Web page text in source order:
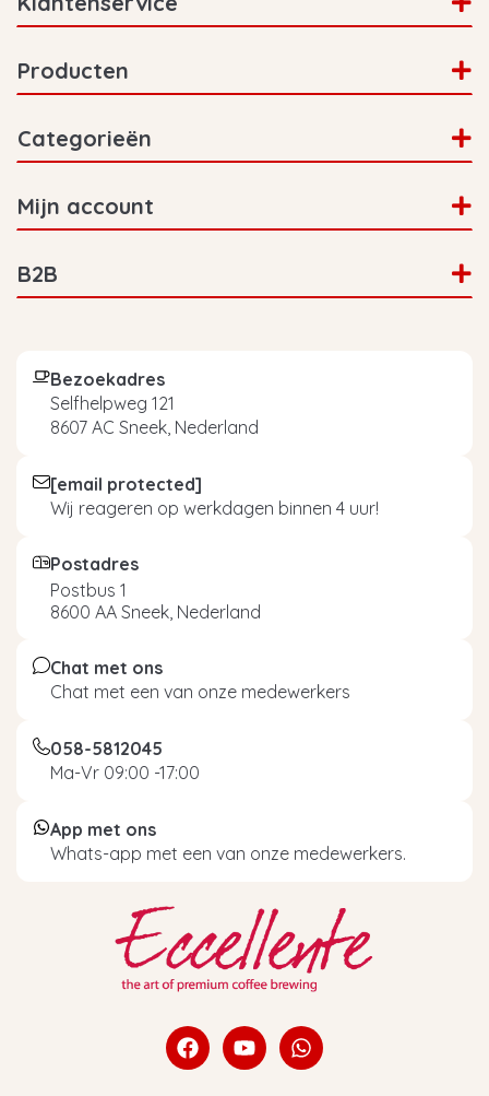
Producten
Categorieën
Mijn account
B2B
Bezoekadres
Selfhelpweg 121
8607 AC Sneek, Nederland
[email protected]
Wij reageren op werkdagen binnen 4 uur!
Postadres
Postbus 1
8600 AA Sneek, Nederland
Chat met ons
Chat met een van onze medewerkers
058-5812045
Ma-Vr 09:00 -17:00
App met ons
Whats-app met een van onze medewerkers.